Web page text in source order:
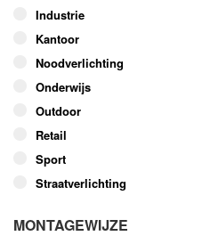
productpagina
Industrie
Kantoor
Noodverlichting
Onderwijs
Outdoor
Retail
Sport
Straatverlichting
MONTAGEWIJZE